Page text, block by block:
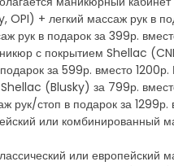
OPI) + легкий массаж рук в
рук в подарок за 399р.
с покрытием Shellac
за 599р. вместо
(Blusky) за 799р.
рук/стоп в подарок за
или комбинированный
или европейский